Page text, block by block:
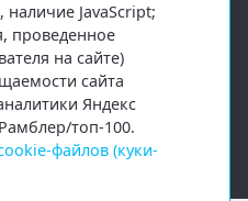
любых материалов
Копирование материалов без
рекомендательные
JavaScript;
проведенное
на сайте)
сайта
Яндекс
топ-100.
файлов (куки-